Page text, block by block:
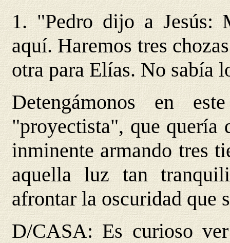
1. "Pedro dijo a Jesús:
aquí. Haremos tres
otra para Elías. No sabía
Detengámonos en
"proyectista", que quería
inminente armando tres
aquella luz tan
afrontar la oscuridad que
D/CASA: Es curioso